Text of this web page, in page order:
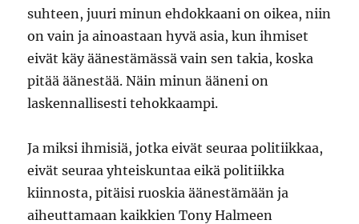
suhteen, juuri minun ehdokkaani on oikea, niin
on vain ja ainoastaan hyvä asia, kun ihmiset
eivät käy äänestämässä vain sen takia, koska
pitää äänestää. Näin minun ääneni on
laskennallisesti tehokkaampi.
Ja miksi ihmisiä, jotka eivät seuraa politiikkaa,
eivät seuraa yhteiskuntaa eikä politiikka
kiinnosta, pitäisi ruoskia äänestämään ja
aiheuttamaan kaikkien Tony Halmeen